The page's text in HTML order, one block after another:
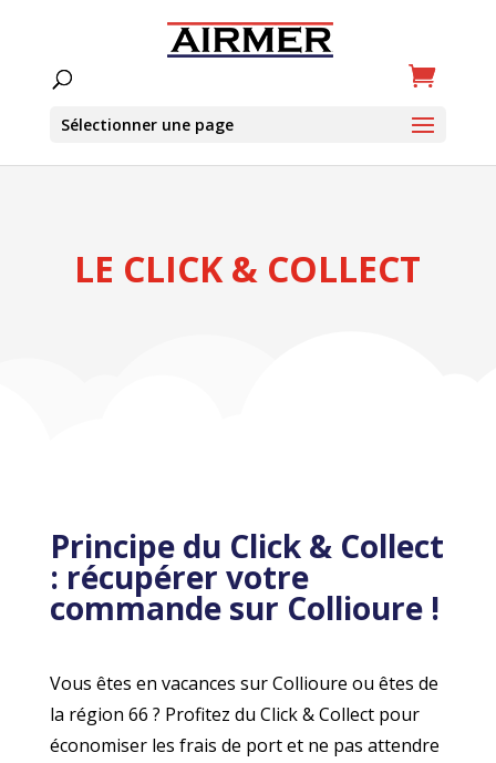
Sélectionner une page
LE CLICK & COLLECT
Principe du Click & Collect
: récupérer votre
commande sur Collioure !
Vous êtes en vacances sur Collioure ou êtes de
la région 66 ? Profitez du Click & Collect pour
économiser les frais de port et ne pas attendre